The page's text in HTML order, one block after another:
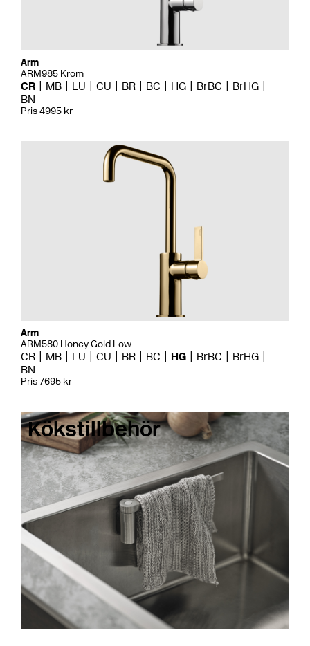
Arm
ARM985 Krom
CR MB LU CU BR BC HG BrBC
BrHG
BN
Pris 4995 kr
Arm
ARM580 Honey Gold Low
CR MB LU CU BR BC HG BrBC
BrHG
BN
Pris 7695 kr
Kökstillbehör